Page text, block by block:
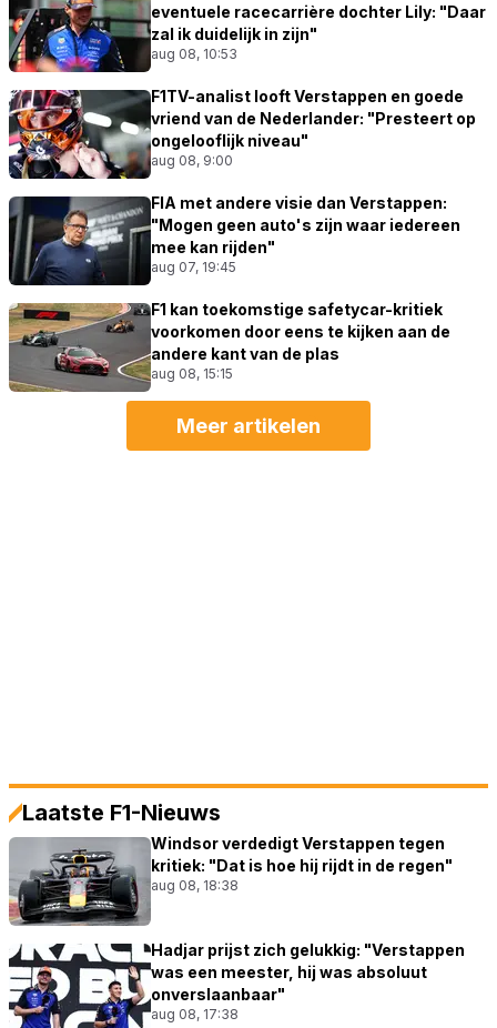
eventuele racecarrière dochter Lily: "Daar
zal ik duidelijk in zijn"
aug 08, 10:53
F1TV-analist looft Verstappen en goede
vriend van de Nederlander: "Presteert op
ongelooflijk niveau"
aug 08, 9:00
FIA met andere visie dan Verstappen:
"Mogen geen auto's zijn waar iedereen
mee kan rijden"
aug 07, 19:45
F1 kan toekomstige safetycar-kritiek
voorkomen door eens te kijken aan de
andere kant van de plas
aug 08, 15:15
Meer artikelen
Laatste F1-Nieuws
Windsor verdedigt Verstappen tegen
kritiek: "Dat is hoe hij rijdt in de regen"
aug 08, 18:38
Hadjar prijst zich gelukkig: "Verstappen
was een meester, hij was absoluut
onverslaanbaar"
aug 08, 17:38